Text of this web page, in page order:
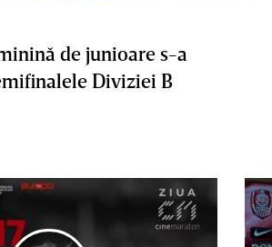
de junioare s-a
Diviziei B